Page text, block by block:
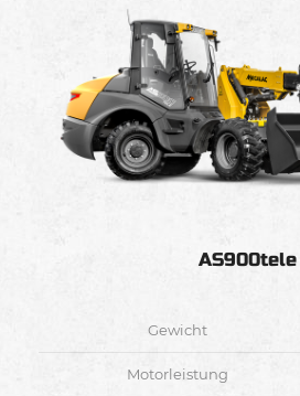
AS900tele
Gewicht
Motorleistung